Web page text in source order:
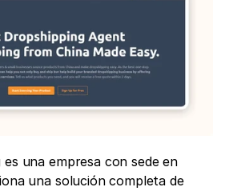
una empresa con sede en
una solución completa de